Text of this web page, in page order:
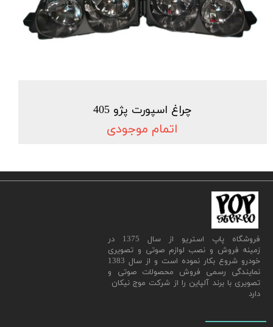
چراغ اسپورت پژو 405
اتمام موجودی
​فروشگاه پاپ استریو از سال 1375 در
زمینه فروش و نصب لوازم صوتی و تصویری
خودرو شروع بکار نموده است و از سال 1383
نمایندگی رسمی فروش محصولات صوتی و
تصویری با برند آلپاین را از شرکت موج نیکان
دارد